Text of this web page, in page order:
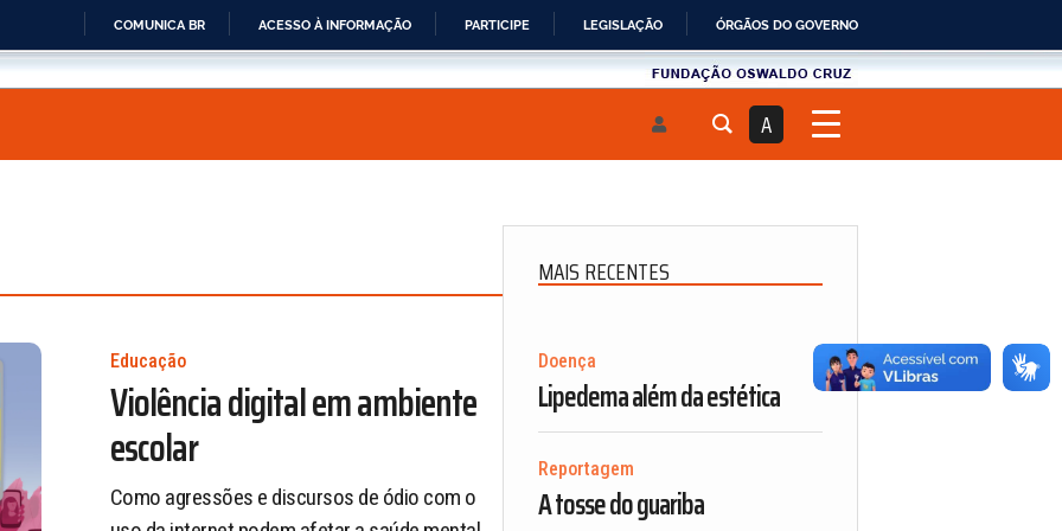
IR
COMUNICA BR ACESSO À INFORMAÇÃO PARTICIPE LEGISLAÇÃO ÓRGÃOS DO GOVERNO
Fundau00e7u00e3o
A
Educação
Violência digital em ambiente
escolar
Como agressões e discursos de ódio com o
MAIS RECENTES
Doença
Lipedema além da estética
Reportagem
A tosse do guariba